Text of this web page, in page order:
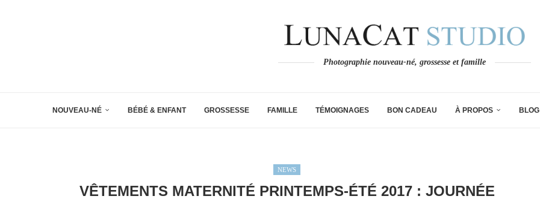
Photographie nouveau-né, grossesse et famille
NOUVEAU-NÉ BÉBÉ & ENFANT GROSSESSE FAMILLE TÉMOIGNAGES BON CADEAU À PROPOS BLOG
NEWS
VÊTEMENTS MATERNITÉ PRINTEMPS-ÉTÉ 2017 : JOURNÉE